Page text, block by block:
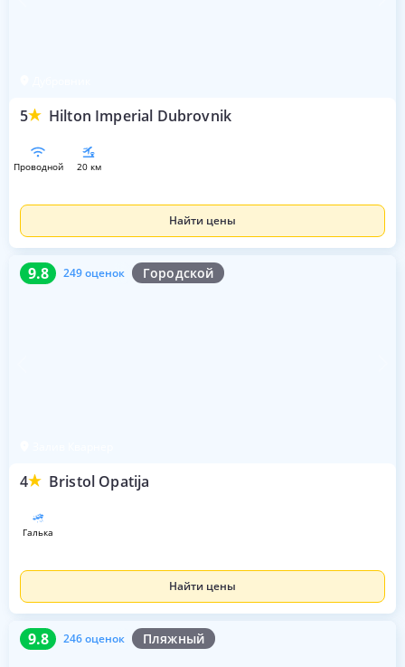
5 Hilton Imperial Dubrovnik
проводной 20 км
Найти цены
9.8 249 оценок Городской
4 Bristol Opatija
9.8 249 оценок
галька
Найти цены
9.8 246 оценок Пляжный
9.8 246 оценок